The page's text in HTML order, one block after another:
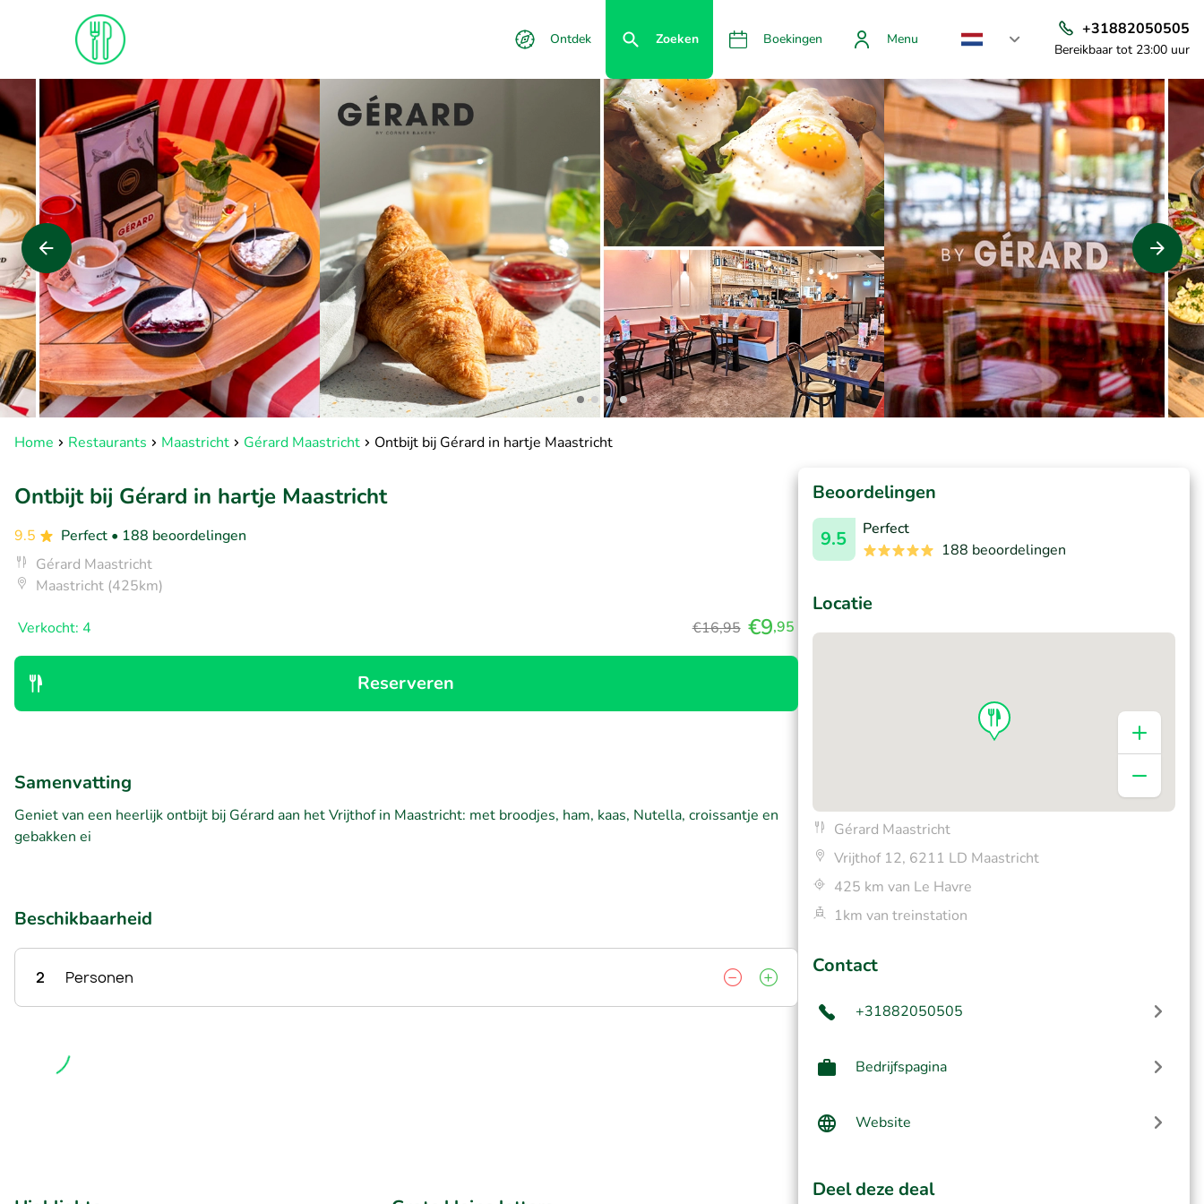
Ontdek Zoeken Boekingen Menu
+31882050505
Bereikbaar tot 23:00 uur
Home Restaurants Maastricht Gérard Maastricht Ontbijt bij Gérard in hartje Maastricht
Ontbijt bij Gérard in hartje Maastricht
9.5 Perfect • 188 beoordelingen
Gérard Maastricht
Maastricht (425km)
Verkocht: 4 €16,95 €9,95
Reserveren
Samenvatting
Geniet van een heerlijk ontbijt bij Gérard aan het Vrijthof in Maastricht: met broodjes, ham, kaas, Nutella, croissantje en
gebakken ei
Beschikbaarheid
2 Personen
Beoordelingen
9.5
Perfect
188 beoordelingen
Locatie
Gérard Maastricht
Vrijthof 12, 6211 LD Maastricht
425 km van Le Havre
1km van treinstation
Contact
+31882050505
Bedrijfspagina
Website
Deel deze deal